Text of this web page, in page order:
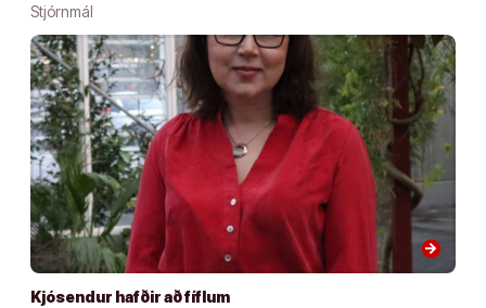
Stjórnmál
arrow_forward
Kjósendur hafðir að fíflum